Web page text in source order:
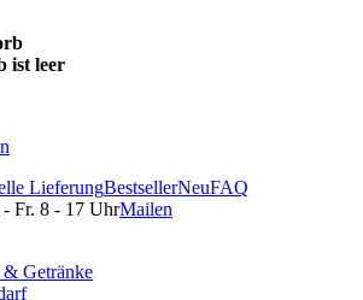
ist leer
LieferungBestsellerNeuFAQ
Fr. 8 - 17 UhrMailen
& Getränke